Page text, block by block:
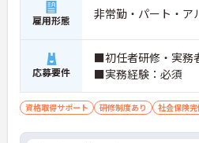
雇用形態 非常勤・パート・ア
応募要件
■初任者研修・実務
■実務経験：必須
資格取得サポート 研修制度あり 社会保険